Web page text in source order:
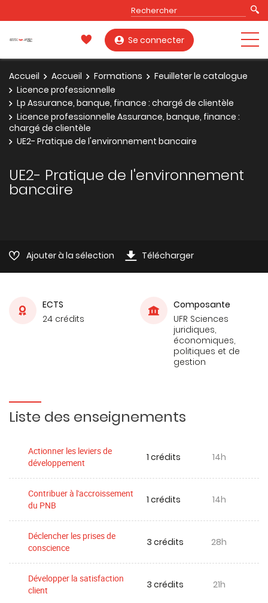
Se connecter
Accueil Accueil Formations
Feuilleter le catalogue
Licence professionnelle
Lp Assurance, banque, finance : chargé de clientèle
Licence professionnelle Assurance, banque, finance :
chargé de clientèle
UE2- Pratique de l'environnement bancaire
UE2- Pratique de l'environnement
bancaire
Ajouter à la sélection Télécharger
ECTS
24 crédits
Composante
UFR Sciences
juridiques,
économiques,
politiques et de
gestion
Liste des enseignements
Actionner les leviers de
développement
1 crédits 14h
Contribuer à l'accroissement
du PNB
1 crédits 14h
Déclencher les prises de
conscience
3 crédits 28h
Développer la satisfaction
client
3 crédits 21h